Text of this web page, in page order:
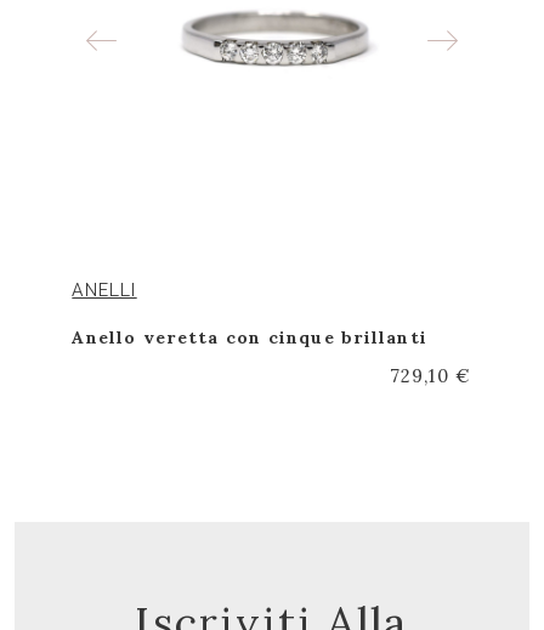
ANELLI
Anello veretta con cinque brillanti
729,10 €